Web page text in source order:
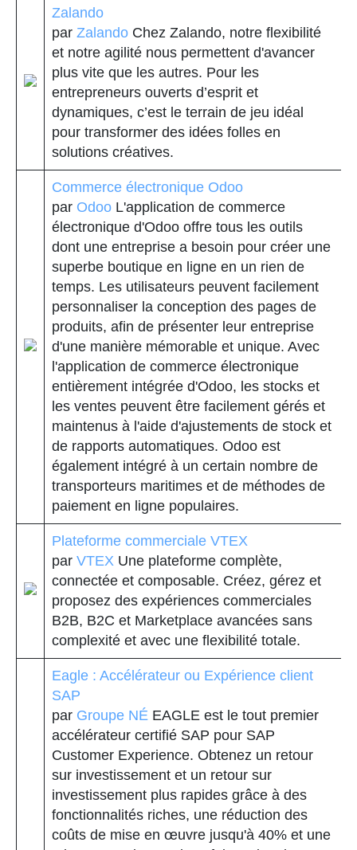
Zalando
par Zalando Chez Zalando, notre flexibilité
et notre agilité nous permettent d'avancer
plus vite que les autres. Pour les
entrepreneurs ouverts d’esprit et
dynamiques, c’est le terrain de jeu idéal
pour transformer des idées folles en
solutions créatives.
Commerce électronique Odoo
par Odoo L'application de commerce
électronique d'Odoo offre tous les outils
dont une entreprise a besoin pour créer une
superbe boutique en ligne en un rien de
temps. Les utilisateurs peuvent facilement
personnaliser la conception des pages de
produits, afin de présenter leur entreprise
d'une manière mémorable et unique. Avec
l'application de commerce électronique
entièrement intégrée d'Odoo, les stocks et
les ventes peuvent être facilement gérés et
maintenus à l'aide d'ajustements de stock et
de rapports automatiques. Odoo est
également intégré à un certain nombre de
transporteurs maritimes et de méthodes de
paiement en ligne populaires.
Plateforme commerciale VTEX
par VTEX Une plateforme complète,
connectée et composable. Créez, gérez et
proposez des expériences commerciales
B2B, B2C et Marketplace avancées sans
complexité et avec une flexibilité totale.
Eagle : Accélérateur ou Expérience client
SAP
par Groupe NÉ EAGLE est le tout premier
accélérateur certifié SAP pour SAP
Customer Experience. Obtenez un retour
sur investissement et un retour sur
investissement plus rapides grâce à des
fonctionnalités riches, une réduction des
coûts de mise en œuvre jusqu'à 40% et une